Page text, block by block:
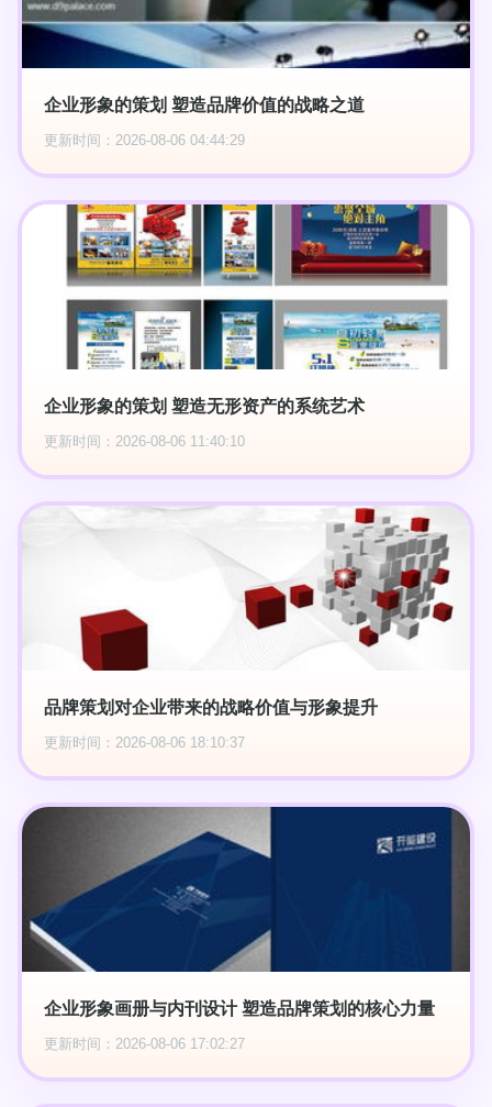
企业形象的策划 塑造品牌价值的战略之道
更新时间：2026-08-06 04:44:29
企业形象的策划 塑造无形资产的系统艺术
更新时间：2026-08-06 11:40:10
品牌策划对企业带来的战略价值与形象提升
更新时间：2026-08-06 18:10:37
企业形象画册与内刊设计 塑造品牌策划的核心力量
更新时间：2026-08-06 17:02:27